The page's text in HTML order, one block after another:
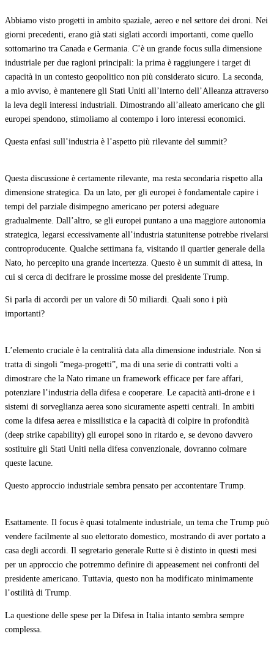
Abbiamo visto progetti in ambito spaziale, aereo e nel settore dei droni. Nei
giorni precedenti, erano già stati siglati accordi importanti, come quello
sottomarino tra Canada e Germania. C’è un grande focus sulla dimensione
industriale per due ragioni principali: la prima è raggiungere i target di
capacità in un contesto geopolitico non più considerato sicuro. La seconda,
a mio avviso, è mantenere gli Stati Uniti all’interno dell’Alleanza attraverso
la leva degli interessi industriali. Dimostrando all’alleato americano che gli
europei spendono, stimoliamo al contempo i loro interessi economici.
Questa enfasi sull’industria è l’aspetto più rilevante del summit?
Questa discussione è certamente rilevante, ma resta secondaria rispetto alla
dimensione strategica. Da un lato, per gli europei è fondamentale capire i
tempi del parziale disimpegno americano per potersi adeguare
gradualmente. Dall’altro, se gli europei puntano a una maggiore autonomia
strategica, legarsi eccessivamente all’industria statunitense potrebbe rivelarsi
controproducente. Qualche settimana fa, visitando il quartier generale della
Nato, ho percepito una grande incertezza. Questo è un summit di attesa, in
cui si cerca di decifrare le prossime mosse del presidente Trump.
Si parla di accordi per un valore di 50 miliardi. Quali sono i più
importanti?
L’elemento cruciale è la centralità data alla dimensione industriale. Non si
tratta di singoli “mega-progetti”, ma di una serie di contratti volti a
dimostrare che la Nato rimane un framework efficace per fare affari,
potenziare l’industria della difesa e cooperare. Le capacità anti-drone e i
sistemi di sorveglianza aerea sono sicuramente aspetti centrali. In ambiti
come la difesa aerea e missilistica e la capacità di colpire in profondità
(deep strike capability) gli europei sono in ritardo e, se devono davvero
sostituire gli Stati Uniti nella difesa convenzionale, dovranno colmare
queste lacune.
Questo approccio industriale sembra pensato per accontentare Trump.
Esattamente. Il focus è quasi totalmente industriale, un tema che Trump può
vendere facilmente al suo elettorato domestico, mostrando di aver portato a
casa degli accordi. Il segretario generale Rutte si è distinto in questi mesi
per un approccio che potremmo definire di appeasement nei confronti del
presidente americano. Tuttavia, questo non ha modificato minimamente
l’ostilità di Trump.
La questione delle spese per la Difesa in Italia intanto sembra sempre
complessa.